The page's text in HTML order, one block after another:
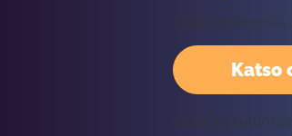
Katso
Tällä
Vaatii